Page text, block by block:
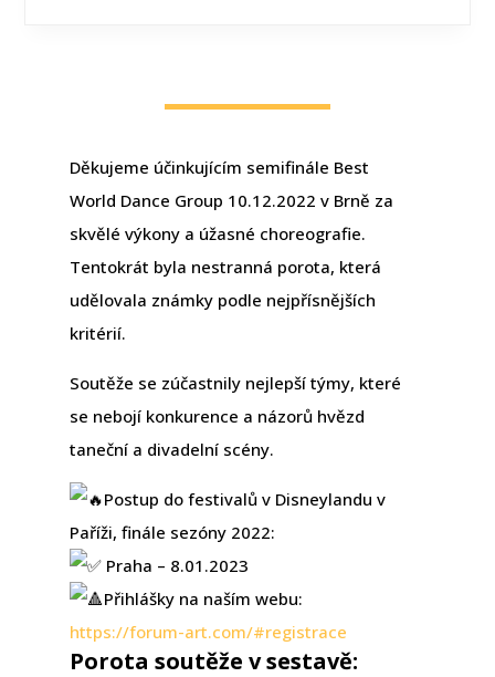
Děkujeme účinkujícím semifinále Best
World Dance Group 10.12.2022 v Brně za
skvělé výkony a úžasné choreografie.
Tentokrát byla nestranná porota, která
udělovala známky podle nejpřísnějších
kritérií.
Soutěže se zúčastnily nejlepší týmy, které
se nebojí konkurence a názorů hvězd
taneční a divadelní scény.
Postup do festivalů v Disneylandu v
Paříži, finále sezóny 2022:
Praha – 8.01.2023
Přihlášky na naším webu:
https://forum-art.com/#registrace
Porota soutěže v sestavě: